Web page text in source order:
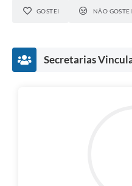
GOSTEI NÃO GOSTEI
Secretarias